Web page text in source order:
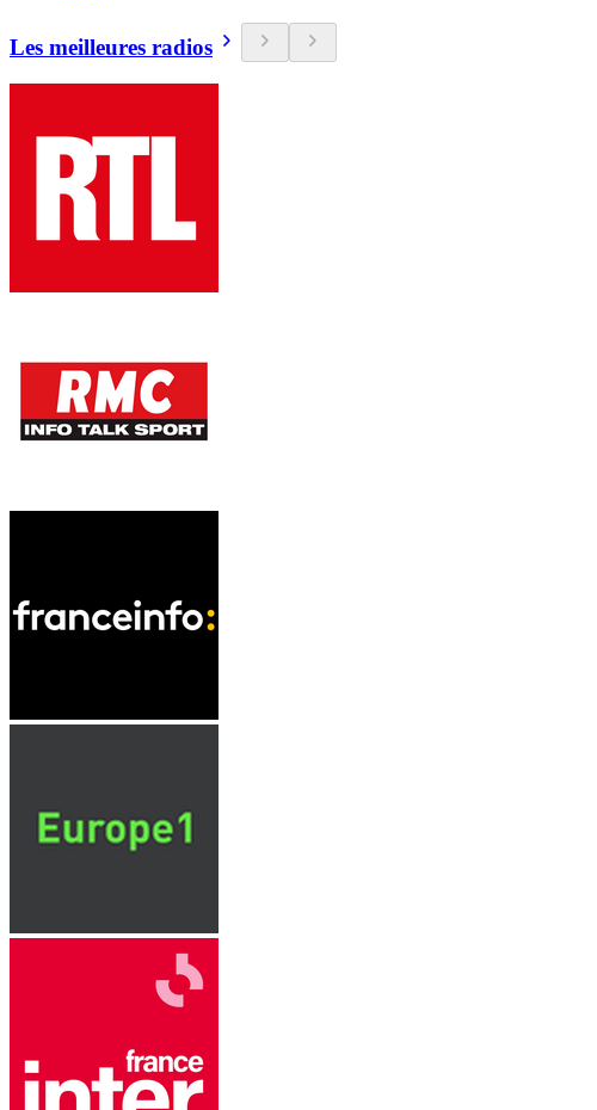
Les meilleures radios